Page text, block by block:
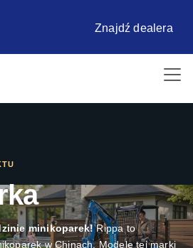
Znajdź dealera
minikoparek! Rippa to
w Chinach. Modele tej marki